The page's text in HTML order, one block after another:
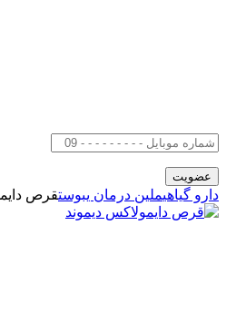
دارو گیاهیملین درمان یبوستقرص